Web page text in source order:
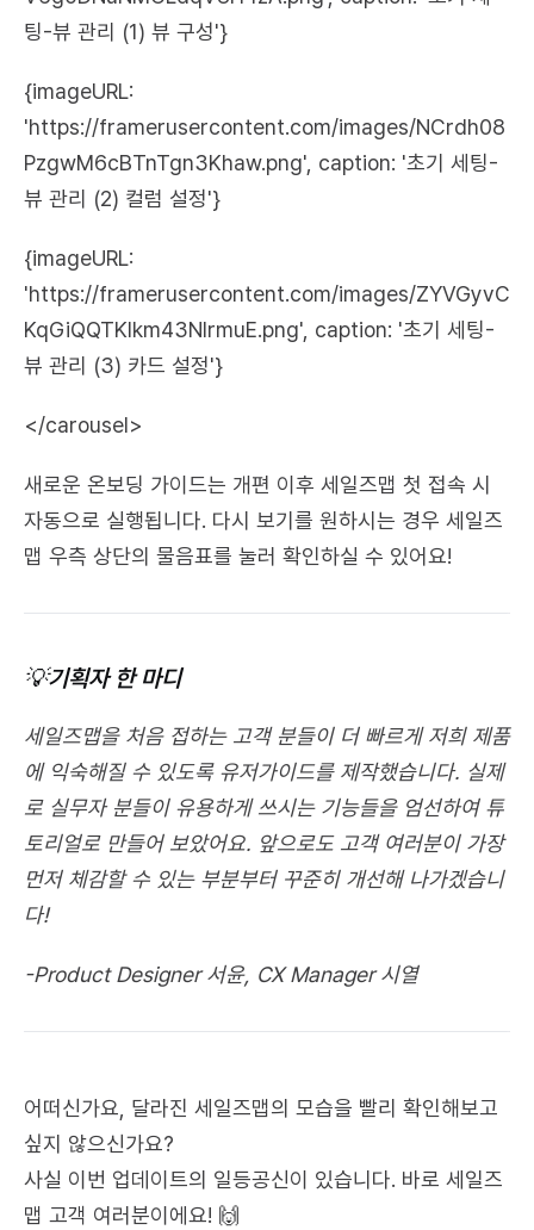
팅-뷰 관리 (1) 뷰 구성'}
{imageURL:
'https://framerusercontent.com/images/NCrdh08
PzgwM6cBTnTgn3Khaw.png', caption: '초기 세팅-
뷰 관리 (2) 컬럼 설정'}
{imageURL:
'https://framerusercontent.com/images/ZYVGyvC
KqGiQQTKIkm43NIrmuE.png', caption: '초기 세팅-
뷰 관리 (3) 카드 설정'}
</carousel>
새로운 온보딩 가이드는 개편 이후 세일즈맵 첫 접속 시
자동으로 실행됩니다. 다시 보기를 원하시는 경우 세일즈
맵 우측 상단의 물음표를 눌러 확인하실 수 있어요!
💡기획자 한 마디
세일즈맵을 처음 접하는 고객 분들이 더 빠르게 저희 제품
에 익숙해질 수 있도록 유저가이드를 제작했습니다. 실제
로 실무자 분들이 유용하게 쓰시는 기능들을 엄선하여 튜
토리얼로 만들어 보았어요. 앞으로도 고객 여러분이 가장
먼저 체감할 수 있는 부분부터 꾸준히 개선해 나가겠습니
다!
-Product Designer 서윤, CX Manager 시열
어떠신가요, 달라진 세일즈맵의 모습을 빨리 확인해보고
싶지 않으신가요?
사실 이번 업데이트의 일등공신이 있습니다. 바로 세일즈
맵 고객 여러분이에요! 🙌